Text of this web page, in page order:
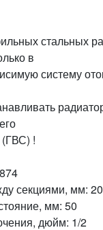
стальных
в
систему
!
секциями, мм: 20
мм: 50
дюйм: 1/2